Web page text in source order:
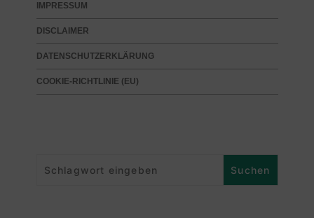
IMPRESSUM
DISCLAIMER
DATENSCHUTZERKLÄRUNG
COOKIE-RICHTLINIE (EU)